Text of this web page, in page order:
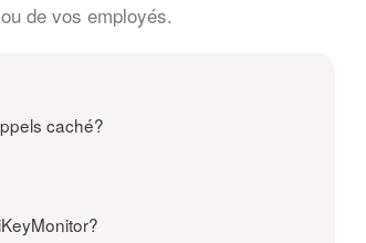
de vos employés.
caché?